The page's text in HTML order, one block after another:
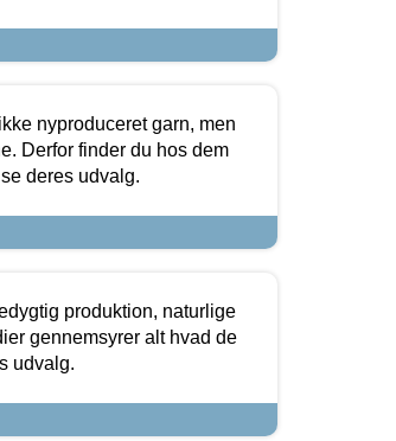
nyproduceret garn, men
Derfor finder du hos dem
deres udvalg.
produktion, naturlige
gennemsyrer alt hvad de
udvalg.